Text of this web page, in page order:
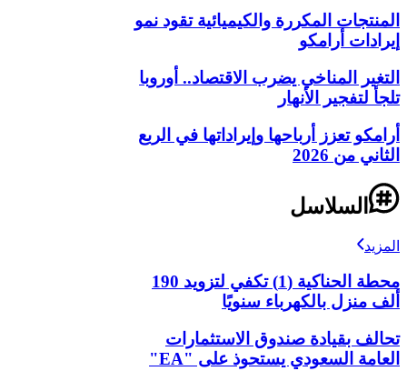
المنتجات المكررة والكيميائية تقود نمو
إيرادات أرامكو
التغير المناخي يضرب الاقتصاد.. أوروبا
تلجأ لتفجير الأنهار
أرامكو تعزز أرباحها وإيراداتها في الربع
الثاني من 2026
السلاسل
المزيد
محطة الحناكية (1) تكفي لتزويد 190
ألف منزل بالكهرباء سنويًا
تحالف بقيادة صندوق الاستثمارات
العامة السعودي يستحوذ على "EA"